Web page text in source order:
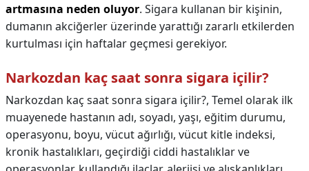
artmasına neden oluyor. Sigara kullanan bir kişinin,
dumanın akciğerler üzerinde yarattığı zararlı etkilerden
kurtulması için haftalar geçmesi gerekiyor.
Narkozdan kaç saat sonra sigara içilir?
Narkozdan kaç saat sonra sigara içilir?, Temel olarak ilk
muayenede hastanın adı, soyadı, yaşı, eğitim durumu,
operasyonu, boyu, vücut ağırlığı, vücut kitle indeksi,
kronik hastalıkları, geçirdiği ciddi hastalıklar ve